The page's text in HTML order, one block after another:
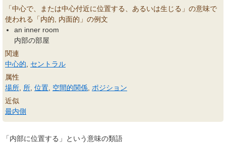
「中心で、または中心付近に位置する、あるいは生じる」の意味で
使われる「内的, 内面的」の例文
an inner room
内部の部屋
関連
中心的
セントラル
属性
場所 所 位置 空間的関係 ポジション
近似
最内側
「内部に位置する」という意味の類語